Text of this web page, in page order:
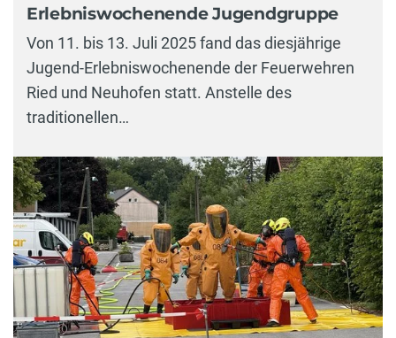
Erlebniswochenende Jugendgruppe
Von 11. bis 13. Juli 2025 fand das diesjährige
Jugend-Erlebniswochenende der Feuerwehren
Ried und Neuhofen statt. Anstelle des
traditionellen…